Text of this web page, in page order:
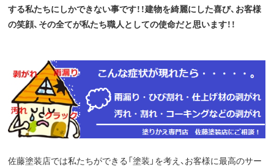
する私たちにしかできない事です！！建物を綺麗にした喜び、お客様
の笑顔、その全てが私たち職人としての使命だと思います！！
佐藤塗装店では私たちができる「塗装」を考え、お客様に最高のサー